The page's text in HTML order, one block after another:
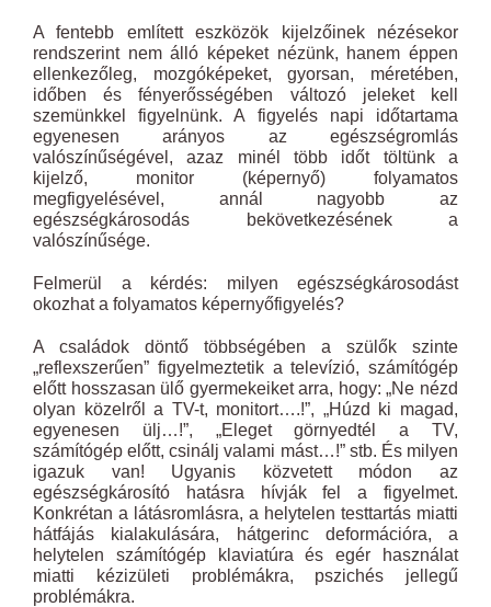
A fentebb említett eszközök kijelzőinek nézésekor
rendszerint nem álló képeket nézünk, hanem éppen
ellenkezőleg, mozgóképeket, gyorsan, méretében,
időben és fényerősségében változó jeleket kell
szemünkkel figyelnünk. A figyelés napi időtartama
egyenesen arányos az egészségromlás
valószínűségével, azaz minél több időt töltünk a
kijelző, monitor (képernyő) folyamatos
megfigyelésével, annál nagyobb az
egészségkárosodás bekövetkezésének a
valószínűsége.
Felmerül a kérdés: milyen egészségkárosodást
okozhat a folyamatos képernyőfigyelés?
A családok döntő többségében a szülők szinte
„reflexszerűen” figyelmeztetik a televízió, számítógép
előtt hosszasan ülő gyermekeiket arra, hogy: „Ne nézd
olyan közelről a TV-t, monitort….!”, „Húzd ki magad,
egyenesen ülj…!”, „Eleget görnyedtél a TV,
számítógép előtt, csinálj valami mást…!” stb. És milyen
igazuk van! Ugyanis közvetett módon az
egészségkárosító hatásra hívják fel a figyelmet.
Konkrétan a látásromlásra, a helytelen testtartás miatti
hátfájás kialakulására, hátgerinc deformációra, a
helytelen számítógép klaviatúra és egér használat
miatti kézizületi problémákra, pszichés jellegű
problémákra.